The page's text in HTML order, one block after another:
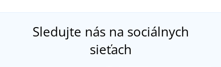
Sledujte nás na sociálnych
sieťach